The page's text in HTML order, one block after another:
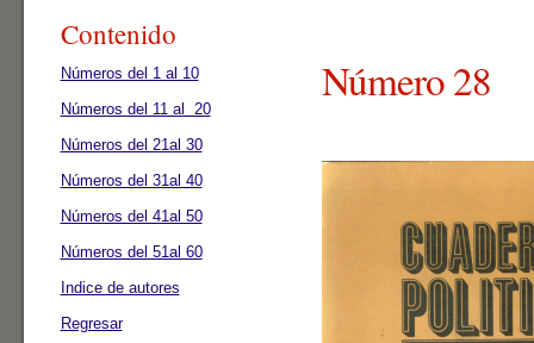
Número 28
Contenido
Números del 1 al 10
Números del 11 al 20
Números del 21al 30
Números del 31al 40
Números del 41al 50
Números del 51al 60
Indice de autores
Regresar